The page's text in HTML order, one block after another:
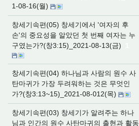
1-08-16(월)
창세기속편(05) 창세기에서 '여자의 후
손'의 중요성을 알았던 첫 번째 여자는 누
구였는가?(창3:15)_2021-08-13(금)
창세기속편(04) 하나님과 사람의 원수 사
탄마귀가 가장 두려워하는 것은 무엇인
가?(창3:13~15)_2021-08-012(목)
창세기속편(03) 창세기가 알려주는 하나
님과 인간의 원수 사탄마귀의 출현과 활동